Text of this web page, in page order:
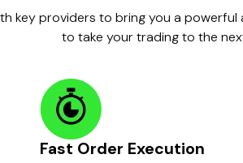
key providers to bring you a
to take your trading to the
Fast Order Execution